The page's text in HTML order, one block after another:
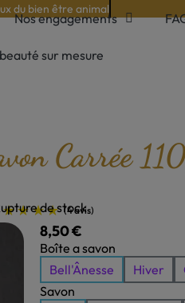
du bien être animal
Nos engagements
sur mesure
Carrée
de stock
8,50 €
Boîte a savon
Bell'Ânesse
Hiver
Savon